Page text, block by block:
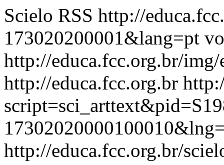
Scielo RSS http://
173020200001&lang=pt
http://educa.fcc.org.br/
http://educa.fcc.org.br
http://educa.fcc.org.br/